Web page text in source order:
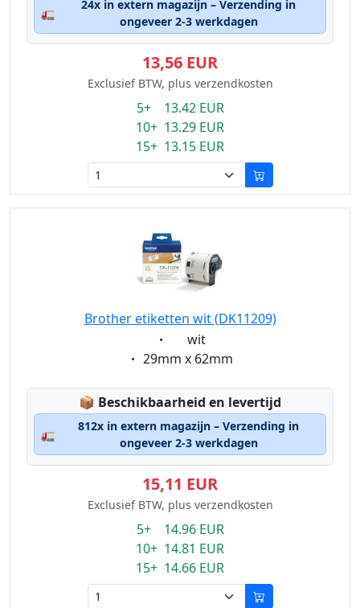
🚛
24x in extern magazijn – Verzending in
ongeveer 2-3 werkdagen
13,56 EUR
Exclusief BTW, plus verzendkosten
5+ 13.42 EUR
10+ 13.29 EUR
15+ 13.15 EUR
Brother etiketten wit (DK11209)
Eigenschaft:
wit
Eigenschaft:
29mm x 62mm
📦 Lagerstatus:
Beschikbaarheid en levertijd
🚛
812x in extern magazijn – Verzending in
ongeveer 2-3 werkdagen
15,11 EUR
Exclusief BTW, plus verzendkosten
5+ 14.96 EUR
10+ 14.81 EUR
15+ 14.66 EUR